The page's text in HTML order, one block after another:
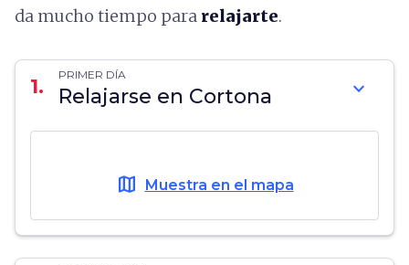
da mucho tiempo para relajarte.
1. PRIMER DÍA
Relajarse en Cortona expand_more
map Muestra en el mapa